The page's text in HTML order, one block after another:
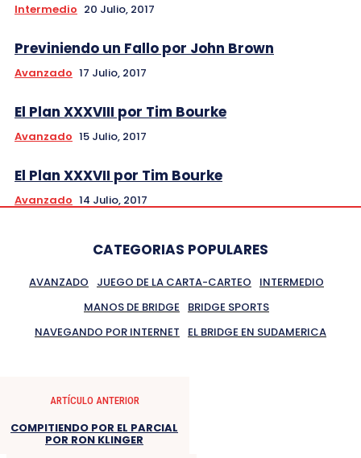
Intermedio 20 Julio, 2017
Previniendo un Fallo por John Brown
Avanzado 17 Julio, 2017
El Plan XXXVIII por Tim Bourke
Avanzado 15 Julio, 2017
El Plan XXXVII por Tim Bourke
Avanzado 14 Julio, 2017
CATEGORIAS POPULARES
AVANZADO JUEGO DE LA CARTA-CARTEO
INTERMEDIO
MANOS DE BRIDGE
BRIDGE SPORTS
NAVEGANDO POR INTERNET
EL BRIDGE EN SUDAMERICA
ARTÍCULO ANTERIOR
COMPITIENDO POR EL PARCIAL
POR RON KLINGER